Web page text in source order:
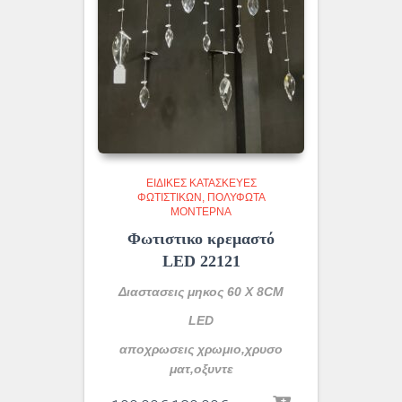
ΕΙΔΙΚΈΣ ΚΑΤΑΣΚΕΥΈΣ
ΦΩΤΙΣΤΙΚΏΝ
ΠΟΛΎΦΩΤΑ
ΜΟΝΤΈΡΝΑ
Φωτιστικο κρεμαστό
LED 22121
Διαστασεις μηκος 60 Χ 8CM
LED
αποχρωσεις χρωμιο,χρυσο
ματ,οξυντε